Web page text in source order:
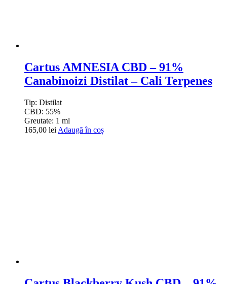
Cartus AMNESIA CBD – 91%
Canabinoizi Distilat – Cali Terpenes
Tip: Distilat
CBD: 55%
Greutate: 1 ml
165,00 lei Adaugă în coș